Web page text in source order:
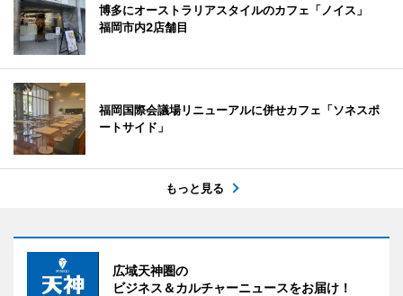
博多にオーストラリアスタイルのカフェ「ノイス」
福岡市内2店舗目
福岡国際会議場リニューアルに併せカフェ「ソネスポ
ートサイド」
もっと見る
広域天神圏の
ビジネス＆カルチャーニュースをお届け！